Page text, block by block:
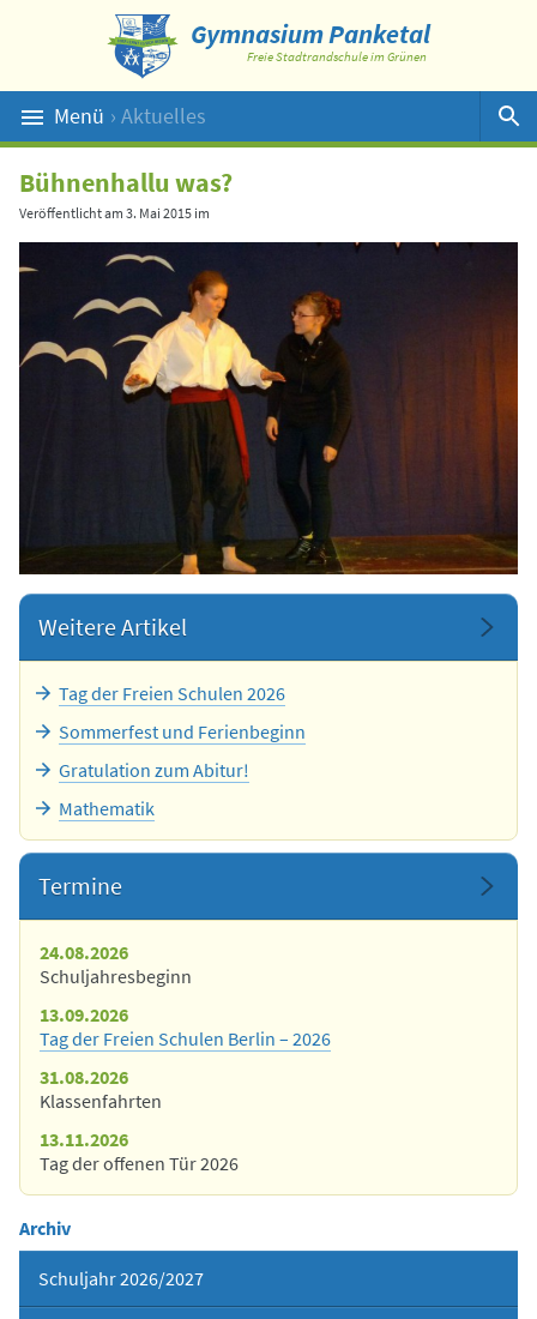
Gymnasium Panketal
Freie Stadtrandschule im Grünen
Menü › Aktuelles
Suche
Bühnenhallu was?
Veröffentlicht am 3. Mai 2015 im
Weitere Artikel
Tag der Freien Schulen 2026
Sommerfest und Ferienbeginn
Gratulation zum Abitur!
Mathematik
Termine
24.08.2026
Schuljahresbeginn
13.09.2026
Tag der Freien Schulen Berlin – 2026
31.08.2026
Klassenfahrten
13.11.2026
Tag der offenen Tür 2026
Archiv
Schuljahr 2026/2027